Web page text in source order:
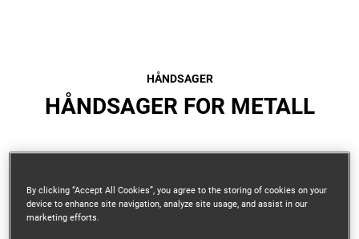
HÅNDSAGER
HÅNDSAGER FOR METALL
Filtre
By clicking “Accept All Cookies”, you agree to the storing of cookies on your
device to enhance site navigation, analyze site usage, and assist in our
marketing efforts.